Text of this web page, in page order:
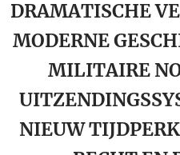
DRAMATISCHE
MODERNE
MILITAIRE
NIEUW